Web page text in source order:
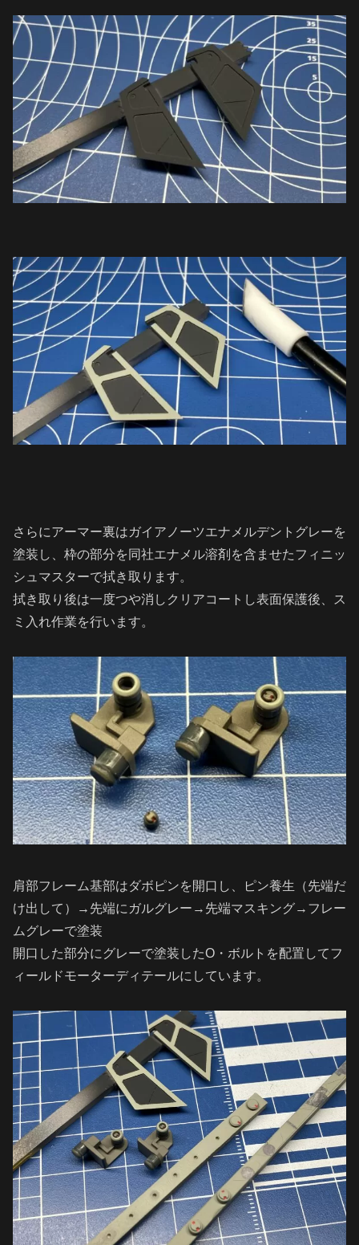
さらにアーマー裏はガイアノーツエナメルデントグレーを
塗装し、枠の部分を同社エナメル溶剤を含ませたフィニッ
シュマスターで拭き取ります。
拭き取り後は一度つや消しクリアコートし表面保護後、ス
ミ入れ作業を行います。
肩部フレーム基部はダボピンを開口し、ピン養生（先端だ
け出して）→先端にガルグレー→先端マスキング→フレー
ムグレーで塗装
開口した部分にグレーで塗装したO・ボルトを配置してフ
ィールドモーターディテールにしています。